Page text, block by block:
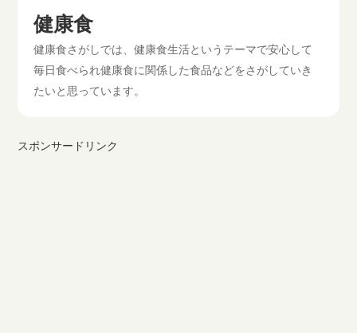
健康食
健康食さがしでは、健康食生活というテーマで安心して
毎日食べられ健康食に関係した食品などをさがしていき
たいと思っています。
スポンサードリンク